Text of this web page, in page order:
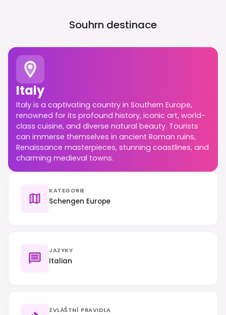
Souhrn destinace
Italy
Italy is a captivating country in Southern Europe,
renowned for its profound history, iconic art, world-
class cuisine, and diverse natural beauty. Tourists
can immerse themselves in ancient Roman ruins,
Renaissance masterpieces, stunning coastlines, and
charming medieval towns.
KATEGORIE
Schengen Europe
JAZYKY
Italian
ZVLÁŠTNÍ PRAVIDLA